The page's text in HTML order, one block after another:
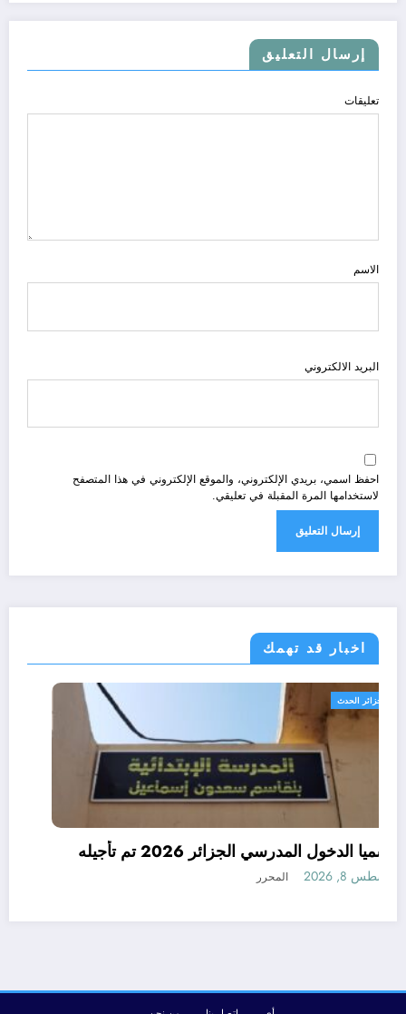
إرسال التعليق
تعليقات
الاسم
البريد الالكتروني
احفظ اسمي، بريدي الإلكتروني، والموقع الإلكتروني في هذا المتصفح
لاستخدامها المرة المقبلة في تعليقي.
اخبار قد تهمك
الجزائر الحدث
رسميا الدخول المدرسي الجزائر 2026 تم تأجيله
أغسطس 8, 2026 المحرر